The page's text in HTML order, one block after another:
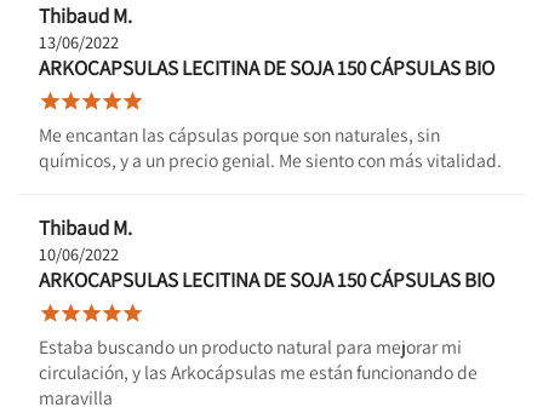
Thibaud M.
13/06/2022
ARKOCAPSULAS LECITINA DE SOJA 150 CÁPSULAS BIO

Me encantan las cápsulas porque son naturales, sin
químicos, y a un precio genial. Me siento con más vitalidad.
Thibaud M.
10/06/2022
ARKOCAPSULAS LECITINA DE SOJA 150 CÁPSULAS BIO

Estaba buscando un producto natural para mejorar mi
circulación, y las Arkocápsulas me están funcionando de
maravilla